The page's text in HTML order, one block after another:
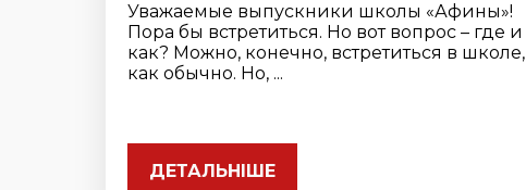
Уважаемые выпускники школы «Афины»!
Пора бы встретиться. Но вот вопрос – где и
как? Можно, конечно, встретиться в школе,
как обычно. Но, ...
ДЕТАЛЬНІШЕ